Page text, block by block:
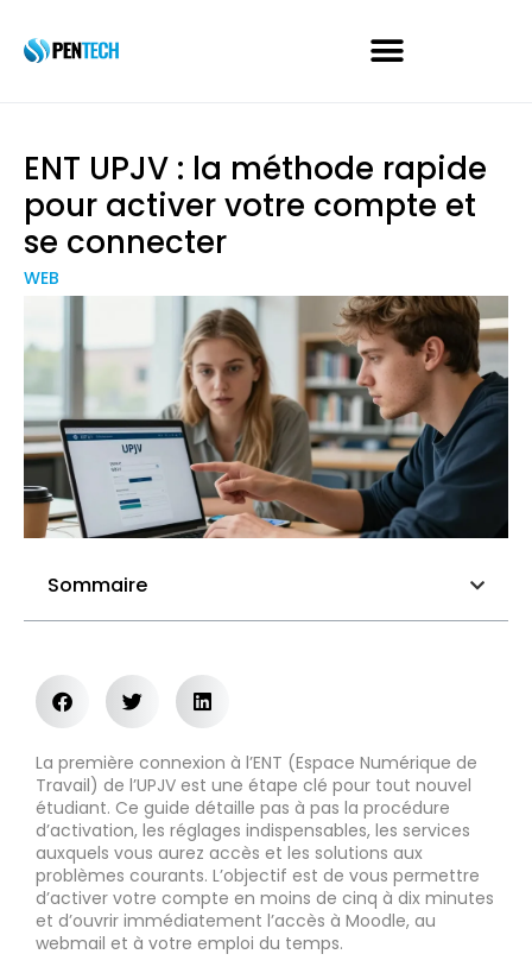
ENT UPJV : la méthode rapide
pour activer votre compte et
se connecter
WEB
Sommaire
La première connexion à l’ENT (Espace Numérique de
Travail) de l’UPJV est une étape clé pour tout nouvel
étudiant. Ce guide détaille pas à pas la procédure
d’activation, les réglages indispensables, les services
auxquels vous aurez accès et les solutions aux
problèmes courants. L’objectif est de vous permettre
d’activer votre compte en moins de cinq à dix minutes
et d’ouvrir immédiatement l’accès à Moodle, au
webmail et à votre emploi du temps.